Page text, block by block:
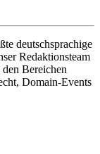
deutschsprachige
Redaktionsteam
Bereichen
Domain-Events